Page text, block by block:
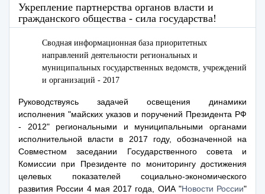
Укрепление партнерства органов власти и
гражданского общества - сила государства!
Сводная информационная база приоритетных
направлений деятельности региональных и
муниципальных государственных ведомств, учреждений
и организаций - 2017
Руководствуясь задачей освещения динамики
исполнения "майских указов и поручений Президента РФ
- 2012" региональными и муниципальными органами
исполнительной власти в 2017 году, обозначенной на
Совместном заседании Государственного совета и
Комиссии при Президенте по мониторингу достижения
целевых показателей социально-экономического
развития России 4 мая 2017 года, ОИА "Новости России"